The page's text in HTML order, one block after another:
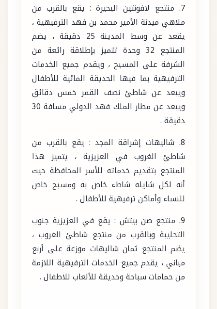
7. منتجع لافونتين البحيرة : يقع بالقرب من
ملاهي ميدنة الأمير محمد بن فهد الترفيهية ،
يقعد عن وسط المدينة 25 دقيقة ، يضم
المنتجع 32 وحدة تتميز بإطلاقة رائعة من
الشرفة على المسبح ، ويقدم جميع الخدمات
الترفيهية بما فيها الحديقة المائية للأطفال
ويبعد عن شاطئ نصف القمر خمس دقائق
ويبعد عن مطار الملك فهد الدولي مسافة 30
دقيقة .
8. شاليهات إشراقة المجد : يقع بالقرب من
شاطئ الغروب في العزيزية ، يتميز هذا
المنتجع بتقديم خدماته للأسر المحافظة حيث
أنه لكل شايله شاطء خاص به ومسبح خاص
للنساء وأماكن ترفيهية للأطفال .
9. منتجع صن بيتش : يقع في العزيزية جنوب
التحليبة وبالقرب من منتجع شاطئ الغروب ،
يضم المنتجع ثمان شاليهات موزعة على أربع
مباني ، يقدم جميع الخدمات الترفيهية اللازمة
من حمامات سباحة وحديقة للألعاب للاطفال .